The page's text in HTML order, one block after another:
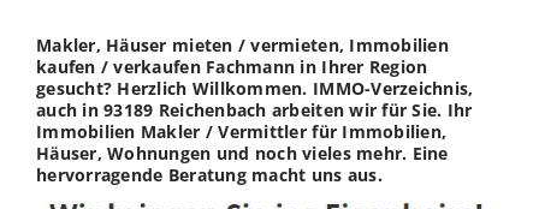
Makler, Häuser mieten / vermieten, Immobilien
kaufen / verkaufen Fachmann in Ihrer Region
gesucht? Herzlich Willkommen. IMMO-Verzeichnis,
auch in 93189 Reichenbach arbeiten wir für Sie. Ihr
Immobilien Makler / Vermittler für Immobilien,
Häuser, Wohnungen und noch vieles mehr. Eine
hervorragende Beratung macht uns aus.